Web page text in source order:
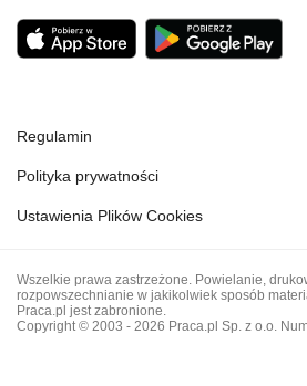
Regulamin
Polityka prywatności
Ustawienia Plików Cookies
Wszelkie prawa zastrzeżone. Powielanie,
rozpowszechnianie w jakikolwiek sposób
Praca.pl jest zabronione.
Copyright © 2003 - 2026 Praca.pl Sp. z o.o.